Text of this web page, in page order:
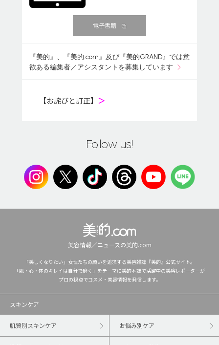
電子書籍
『美的』、『美的.com』及び『美的GRAND』では意
欲ある編集者／アシスタントを募集しています
【お詫びと訂正】 ＞
Follow us!
美容情報／ニュースの美的.com
「美しくなりたい」女性たちの願いを追求する美容雑誌『美的』公式サイト。
「肌・心・体のキレイは自分で磨く」をテーマに美的本誌で活躍中の美容レポーターが
プロの視点でコスメ・美容情報を発信します。
スキンケア
肌質別スキンケア お悩み別ケア